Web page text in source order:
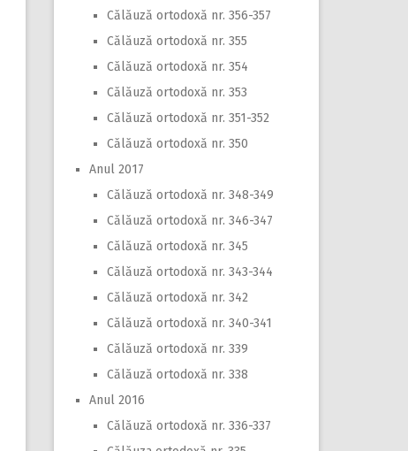
Călăuză ortodoxă nr. 356-357
Călăuză ortodoxă nr. 355
Călăuză ortodoxă nr. 354
Călăuză ortodoxă nr. 353
Călăuză ortodoxă nr. 351-352
Călăuză ortodoxă nr. 350
Anul 2017
Călăuză ortodoxă nr. 348-349
Călăuză ortodoxă nr. 346-347
Călăuză ortodoxă nr. 345
Călăuză ortodoxă nr. 343-344
Călăuză ortodoxă nr. 342
Călăuză ortodoxă nr. 340-341
Călăuză ortodoxă nr. 339
Călăuză ortodoxă nr. 338
Anul 2016
Călăuză ortodoxă nr. 336-337